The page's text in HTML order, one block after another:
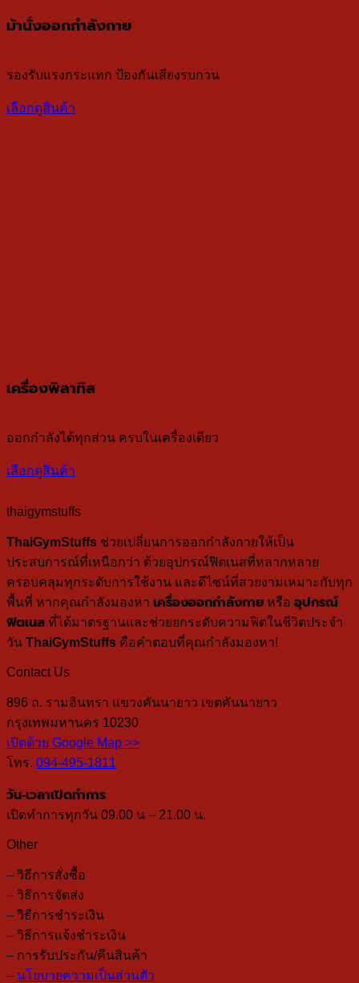
ม้านั่งออกกำลังกาย
รองรับแรงกระแทก ป้องกันเสียงรบกวน
เลือกดูสินค้า
เครื่องพิลาทิส
ออกกำลังได้ทุกส่วน ครบในเครื่องเดียว
เลือกดูสินค้า
thaigymstuffs
ThaiGymStuffs ช่วยเปลี่ยนการออกกำลังกายให้เป็น
ประสบการณ์ที่เหนือกว่า ด้วยอุปกรณ์ฟิตเนสที่หลากหลาย
ครอบคลุมทุกระดับการใช้งาน และดีไซน์ที่สวยงามเหมาะกับทุก
พื้นที่ หากคุณกำลังมองหา เครื่องออกกำลังกาย หรือ อุปกรณ์
ฟิตเนส ที่ได้มาตรฐานและช่วยยกระดับความฟิตในชีวิตประจำ
วัน ThaiGymStuffs คือคำตอบที่คุณกำลังมองหา!
Contact Us
896 ถ. รามอินทรา แขวงคันนายาว เขตคันนายาว
กรุงเทพมหานคร 10230
เปิดด้วย Google Map >>
โทร. 094-495-1811
วัน-เวลาเปิดทำการ
เปิดทำการทุกวัน 09.00 น – 21.00 น.
Other
– วิธีการสั่งซื้อ
– วิธีการจัดส่ง
– วิธีการชำระเงิน
– วิธีการแจ้งชำระเงิน
– การรับประกัน/คืนสินค้า
– นโยบายความเป็นส่วนตัว